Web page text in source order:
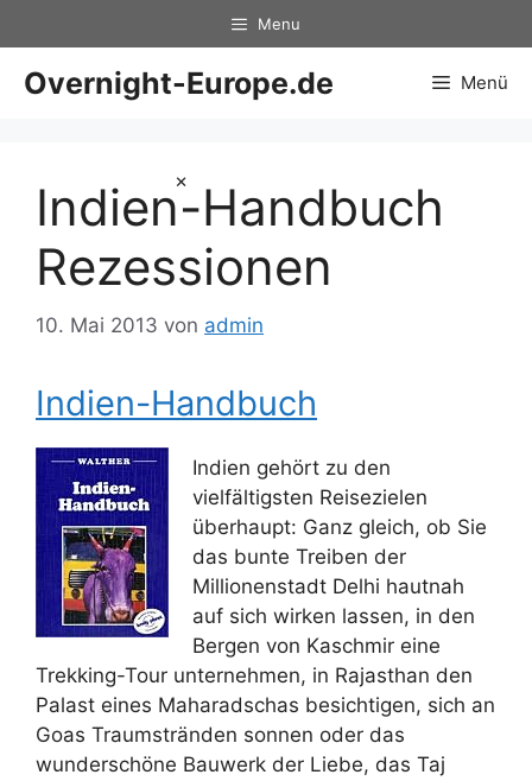
×
Inhalt
springen
Menu
Overnight-Europe.de Menü
Indien-Handbuch
Rezessionen
10. Mai 2013 von admin
Indien-Handbuch
Indien gehört zu den
vielfältigsten Reisezielen
überhaupt: Ganz gleich, ob Sie
das bunte Treiben der
Millionenstadt Delhi hautnah
auf sich wirken lassen, in den
Bergen von Kaschmir eine
Trekking-Tour unternehmen, in Rajasthan den
Palast eines Maharadschas besichtigen, sich an
Goas Traumstränden sonnen oder das
wunderschöne Bauwerk der Liebe, das Taj